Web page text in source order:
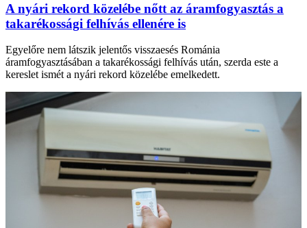
A nyári rekord közelébe nőtt az áramfogyasztás a
takarékossági felhívás ellenére is
Egyelőre nem látszik jelentős visszaesés Románia
áramfogyasztásában a takarékossági felhívás után, szerda este a
kereslet ismét a nyári rekord közelébe emelkedett.